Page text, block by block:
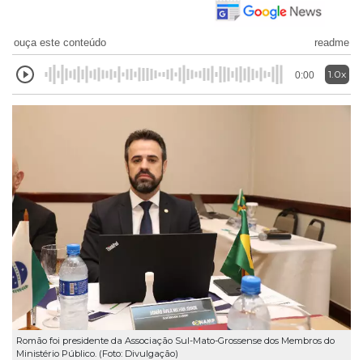
ouça este conteúdo readme
0:00 1.0x
Romão foi presidente da Associação Sul-Mato-Grossense dos Membros do
Ministério Público. (Foto: Divulgação)